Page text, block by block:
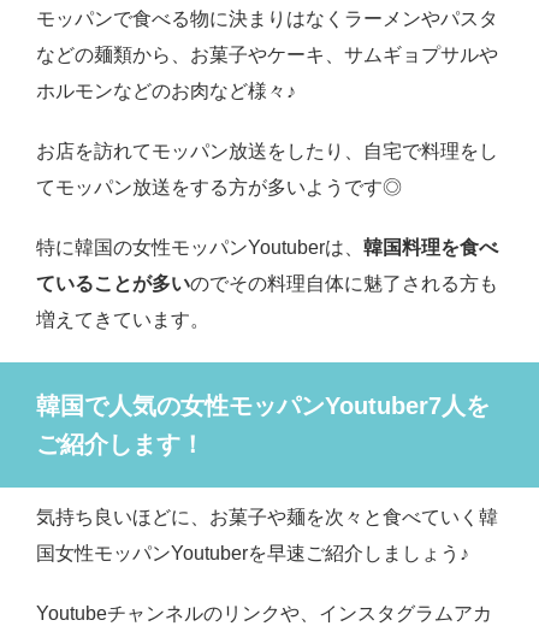
モッパンで食べる物に決まりはなくラーメンやパスタ
などの麺類から、お菓子やケーキ、サムギョプサルや
ホルモンなどのお肉など様々♪
お店を訪れてモッパン放送をしたり、自宅で料理をし
てモッパン放送をする方が多いようです◎
特に韓国の女性モッパンYoutuberは、 韓国料理を食べ
ていることが多いのでその料理自体に魅了される方も
増えてきています。
韓国で人気の女性モッパンYoutuber7人を
ご紹介します！
気持ち良いほどに、お菓子や麺を次々と食べていく韓
国女性モッパンYoutuberを早速ご紹介しましょう♪
Youtubeチャンネルのリンクや、インスタグラムアカ